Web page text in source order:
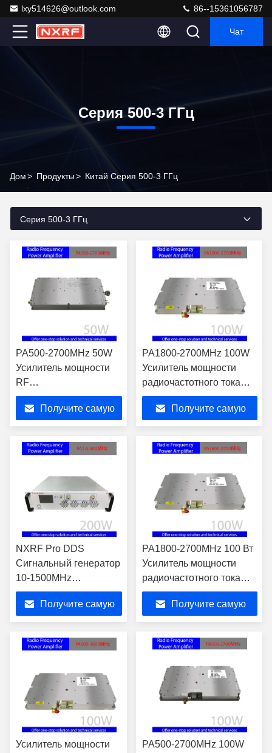
lxy514626@outlook.com 86--15361056787
Чат
Серия 500-3 ГГц
Дом> Продукты> Китай Серия 500-3 ГГц
Серия 500-3 ГГц
PA500-2700MHz 50W
Усилитель мощности
RF
высокоинтегрированный
интерфейс SMA-F для
гибкого ввода сигнала
Получите самую
PA1800-2700MHz 100W
Усилитель мощности
радиочастотного тока
Устройство высокой
интеграции для
испытаний
электромагнитного
сигнала Усиление
ввода радиочастотного
тока SMA-F
Получите самую
NXRF Pro DDS
Сигнальный генератор
10-1500MHz
Регулируемая частота
Система с функцией
ожидания
Получите самую
PA1800-2700MHz 100 Вт
Усилитель мощности
радиочастотного тока
высокоинтегрированное
устройство для
испытаний EMC и
усиления сигнала
Получите самую
Усилитель мощности
PA500-2700MHz 100W